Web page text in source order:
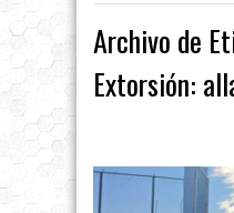
Archivo de
Extorsión: